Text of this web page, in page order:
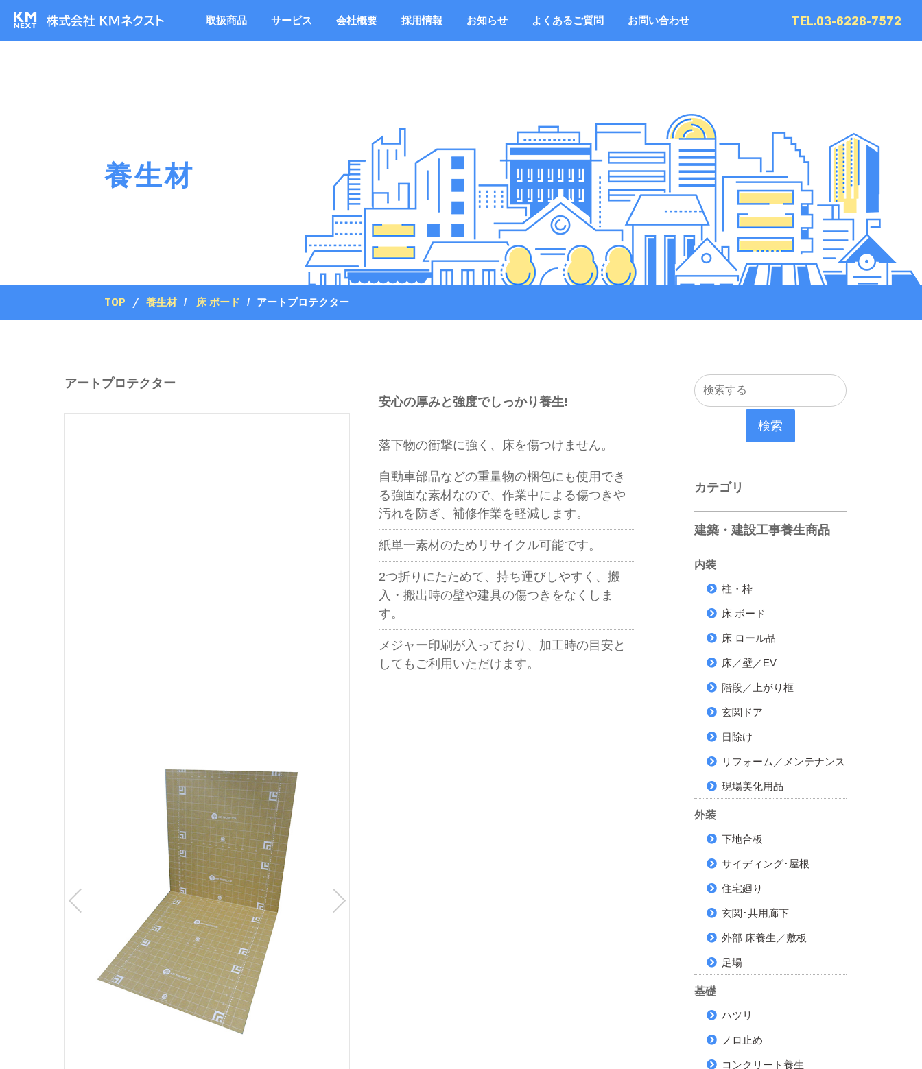
取扱商品 サービス 会社概要 採用情報 お知らせ よくあるご質問 お問い合わせ TEL.03-6228-7572
養生材
TOP 養生材 床 ボード アートプロテクター
検索
カテゴリ
建築・建設工事養生商品
内装
柱・枠
床 ボード
床 ロール品
床／壁／EV
階段／上がり框
玄関ドア
日除け
リフォーム／メンテナンス
現場美化用品
外装
下地合板
サイディング･屋根
住宅廻り
玄関･共用廊下
外部 床養生／敷板
足場
基礎
ハツリ
ノロ止め
コンクリート養生
アートプロテクター
安心の厚みと強度でしっかり養生!
落下物の衝撃に強く、床を傷つけません。
自動車部品などの重量物の梱包にも使用でき
る強固な素材なので、作業中による傷つきや
汚れを防ぎ、補修作業を軽減します。
紙単一素材のためリサイクル可能です。
2つ折りにたためて、持ち運びしやすく、搬
入・搬出時の壁や建具の傷つきをなくしま
す。
メジャー印刷が入っており、加工時の目安と
してもご利用いただけます。